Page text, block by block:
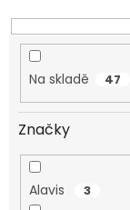
k
t
Na skladě 47
Značky
Alavis 3